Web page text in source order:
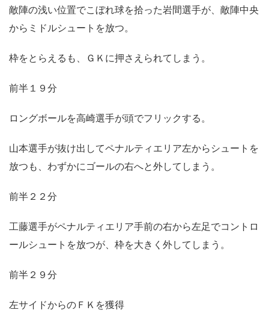
敵陣の浅い位置でこぼれ球を拾った岩間選手が、敵陣中央
からミドルシュートを放つ。
枠をとらえるも、ＧＫに押さえられてしまう。
前半１９分
ロングボールを高崎選手が頭でフリックする。
山本選手が抜け出してペナルティエリア左からシュートを
放つも、わずかにゴールの右へと外してしまう。
前半２２分
工藤選手がペナルティエリア手前の右から左足でコントロ
ールシュートを放つが、枠を大きく外してしまう。
前半２９分
左サイドからのＦＫを獲得